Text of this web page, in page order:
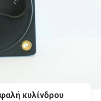
κυλίνδρου